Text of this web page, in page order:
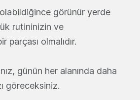
görünür yerde
rutininizin ve
parçası olmalıdır.
günün her alanında daha
göreceksiniz.